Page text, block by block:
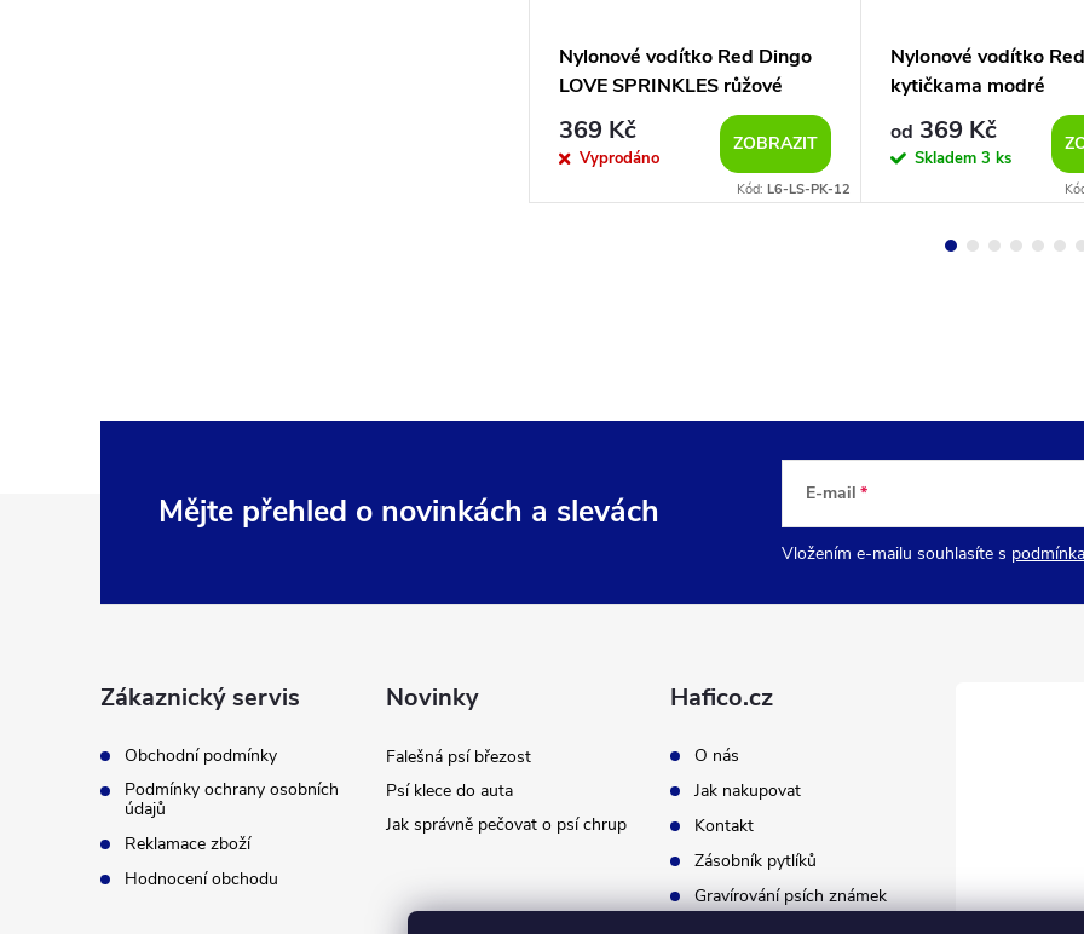
Nylonové vodítko Red Dingo
LOVE SPRINKLES růžové
369 Kč
Vyprodáno
ZOBRAZIT
Kód: L6-LS-PK-12
Nylonové vodítko
kytičkama modré
od 369 Kč
Skladem 3 ks
Mějte přehled o novinkách a slevách E-mail
Vložením e-mailu souhlasíte s
Zákaznický servis
Obchodní podmínky
Podmínky ochrany osobních
údajů
Reklamace zboží
Hodnocení obchodu
Novinky
Falešná psí březost
Psí klece do auta
Jak správně pečovat o psí chrup
Hafico.cz
O nás
Jak nakupovat
Kontakt
Zásobník pytlíků
Gravírování psích známek